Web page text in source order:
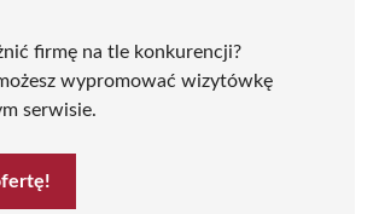
firmę na tle konkurencji?
wypromować wizytówkę
serwisie.